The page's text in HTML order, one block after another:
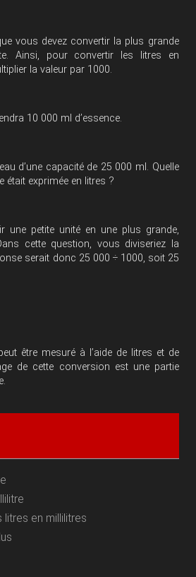
vous devez convertir la plus grande
Ainsi, pour convertir les litres en
la valeur par 1000.
10 000 ml d’essence.
d’une capacité de 25 000 ml. Quelle
était exprimée en litres ?
une petite unité en une plus grande,
cette question, vous diviseriez la
serait donc 25 000 ÷ 1000, soit 25
être mesuré à l’aide de litres et de
de cette conversion est une partie
en millilitres